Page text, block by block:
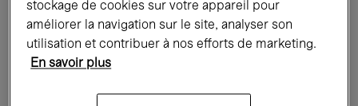
Expositions Performances
Rencontres & Débats
Musique classique Global Music
stockage de cookies sur votre appareil pour
améliorer la navigation sur le site, analyser son
utilisation et contribuer à nos efforts de marketing.
En savoir plus